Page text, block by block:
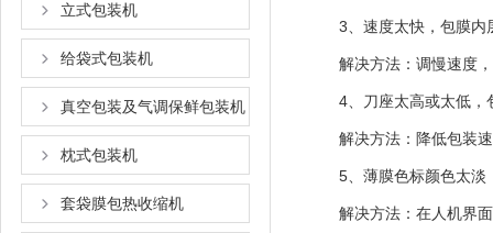
立式包装机
给袋式包装机
真空包装及气调保鲜包装机
枕式包装机
套袋膜包热收缩机
3、速度太快，包膜内
解决方法：调慢速度，
4、刀座太高或太低，
解决方法：降低包装速
5、薄膜色标颜色太淡，
解决方法：在人机界面